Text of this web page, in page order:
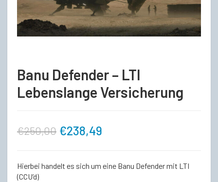
Banu Defender – LTI
Lebenslange Versicherung
€250,00 Ursprünglicher
€238,49
Hierbei handelt es sich um eine Banu Defender mit LTI
(CCU’d)